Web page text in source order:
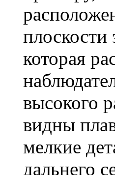
плоскости
которая
высокого
видны
мелкие
дальнего